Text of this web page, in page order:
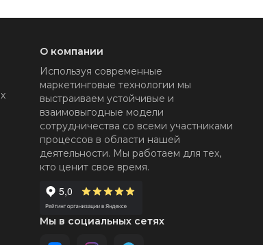
О компании
Используя современные
маркетинговые технологии мы
выстраиваем устойчивые и
взаимовыгодные модели
сотрудничества со всеми участниками
процессов в области нашей
деятельности. Мы работаем для тех,
кто ценит свое время.
Мы в социальных сетях